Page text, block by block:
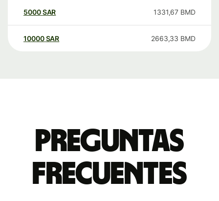
5000SAR 1331,67 BMD
10000 SAR 2663,33 BMD
Preguntas
frecuentes